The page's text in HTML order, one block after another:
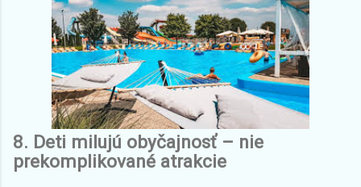
8. Deti milujú obyčajnosť – nie
prekomplikované atrakcie